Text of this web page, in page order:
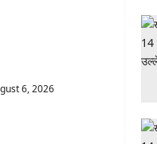
6, 2026